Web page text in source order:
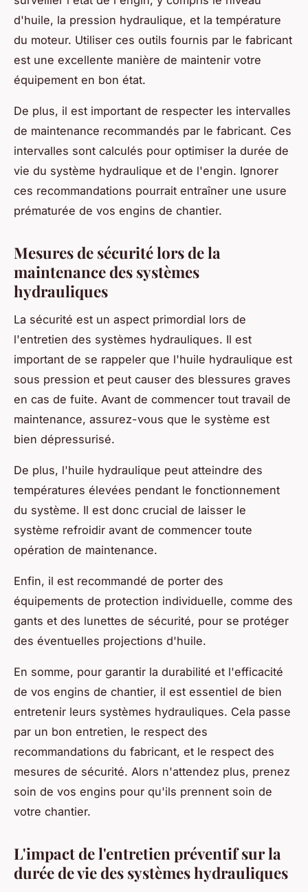
d'huile, la pression hydraulique, et la température
du moteur. Utiliser ces outils fournis par le fabricant
est une excellente manière de maintenir votre
équipement en bon état.
De plus, il est important de respecter les intervalles
de maintenance recommandés par le fabricant. Ces
intervalles sont calculés pour optimiser la durée de
vie du système hydraulique et de l'engin. Ignorer
ces recommandations pourrait entraîner une usure
prématurée de vos engins de chantier.
Mesures de sécurité lors de la
maintenance des systèmes
hydrauliques
La sécurité est un aspect primordial lors de
l'entretien des systèmes hydrauliques. Il est
important de se rappeler que l'huile hydraulique est
sous pression et peut causer des blessures graves
en cas de fuite. Avant de commencer tout travail de
maintenance, assurez-vous que le système est
bien dépressurisé.
De plus, l'huile hydraulique peut atteindre des
températures élevées pendant le fonctionnement
du système. Il est donc crucial de laisser le
système refroidir avant de commencer toute
opération de maintenance.
Enfin, il est recommandé de porter des
équipements de protection individuelle, comme des
gants et des lunettes de sécurité, pour se protéger
des éventuelles projections d'huile.
En somme, pour garantir la durabilité et l'efficacité
de vos engins de chantier, il est essentiel de bien
entretenir leurs systèmes hydrauliques. Cela passe
par un bon entretien, le respect des
recommandations du fabricant, et le respect des
mesures de sécurité. Alors n'attendez plus, prenez
soin de vos engins pour qu'ils prennent soin de
votre chantier.
L'impact de l'entretien préventif sur la
durée de vie des systèmes hydrauliques